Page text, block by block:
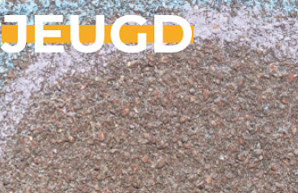
JEUGD